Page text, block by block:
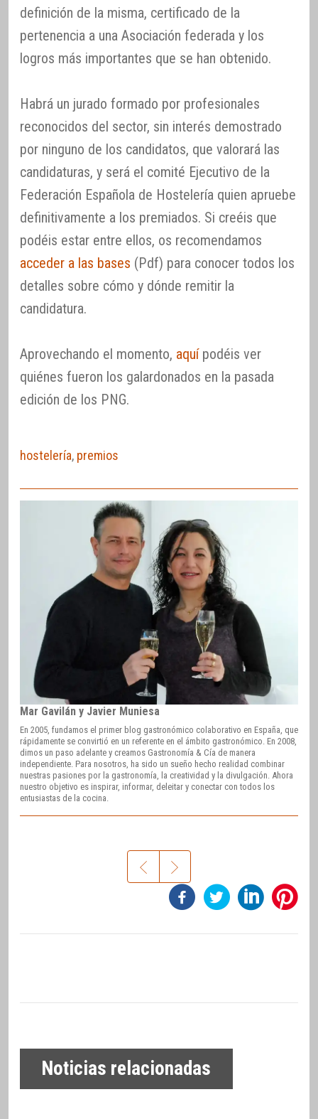
definición de la misma, certificado de la
pertenencia a una Asociación federada y los
logros más importantes que se han obtenido.
Habrá un jurado formado por profesionales
reconocidos del sector, sin interés demostrado
por ninguno de los candidatos, que valorará las
candidaturas, y será el comité Ejecutivo de la
Federación Española de Hostelería quien apruebe
definitivamente a los premiados. Si creéis que
podéis estar entre ellos, os recomendamos
acceder a las bases (Pdf) para conocer todos los
detalles sobre cómo y dónde remitir la
candidatura.
Aprovechando el momento, aquípodéis ver
quiénes fueron los galardonados en la pasada
edición de los PNG.
hostelería, premios
Mar Gavilán y Javier Muniesa
En 2005, fundamos el primer blog gastronómico colaborativo en España, que
rápidamente se convirtió en un referente en el ámbito gastronómico. En 2008,
dimos un paso adelante y creamos Gastronomía & Cía de manera
independiente. Para nosotros, ha sido un sueño hecho realidad combinar
nuestras pasiones por la gastronomía, la creatividad y la divulgación. Ahora
nuestro objetivo es inspirar, informar, deleitar y conectar con todos los
entusiastas de la cocina.
Noticias relacionadas